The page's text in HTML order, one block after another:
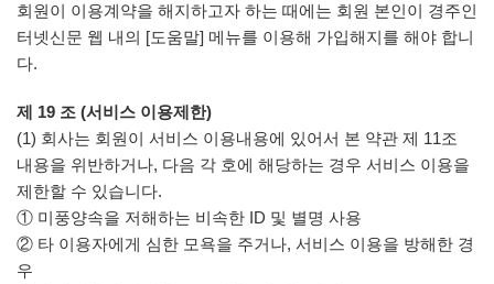
회원이 이용계약을 해지하고자 하는 때에는 회원 본인이 경주인
터넷신문 웹 내의 [도움말] 메뉴를 이용해 가입해지를 해야 합니
다.
제 19 조 (서비스 이용제한)
(1) 회사는 회원이 서비스 이용내용에 있어서 본 약관 제 11조
내용을 위반하거나, 다음 각 호에 해당하는 경우 서비스 이용을
제한할 수 있습니다.
① 미풍양속을 저해하는 비속한 ID 및 별명 사용
② 타 이용자에게 심한 모욕을 주거나, 서비스 이용을 방해한 경
우